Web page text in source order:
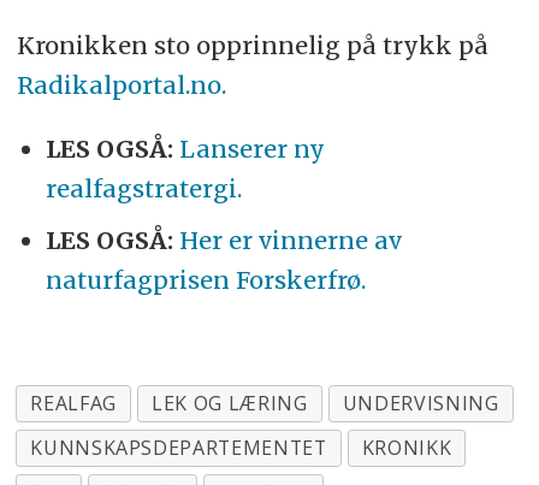
Kronikken sto opprinnelig på trykk på
Radikalportal.no.
LES OGSÅ: Lanserer ny
realfagstratergi.
LES OGSÅ: Her er vinnerne av
naturfagprisen Forskerfrø.
REALFAG LEK OG LÆRING
UNDERVISNING
KUNNSKAPSDEPARTEMENTET
KRONIKK